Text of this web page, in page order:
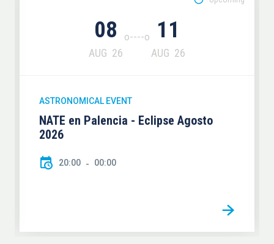
08
AUG 26
11
AUG 26
ASTRONOMICAL EVENT
NATE en Palencia - Eclipse Agosto
2026
20:00 00:00